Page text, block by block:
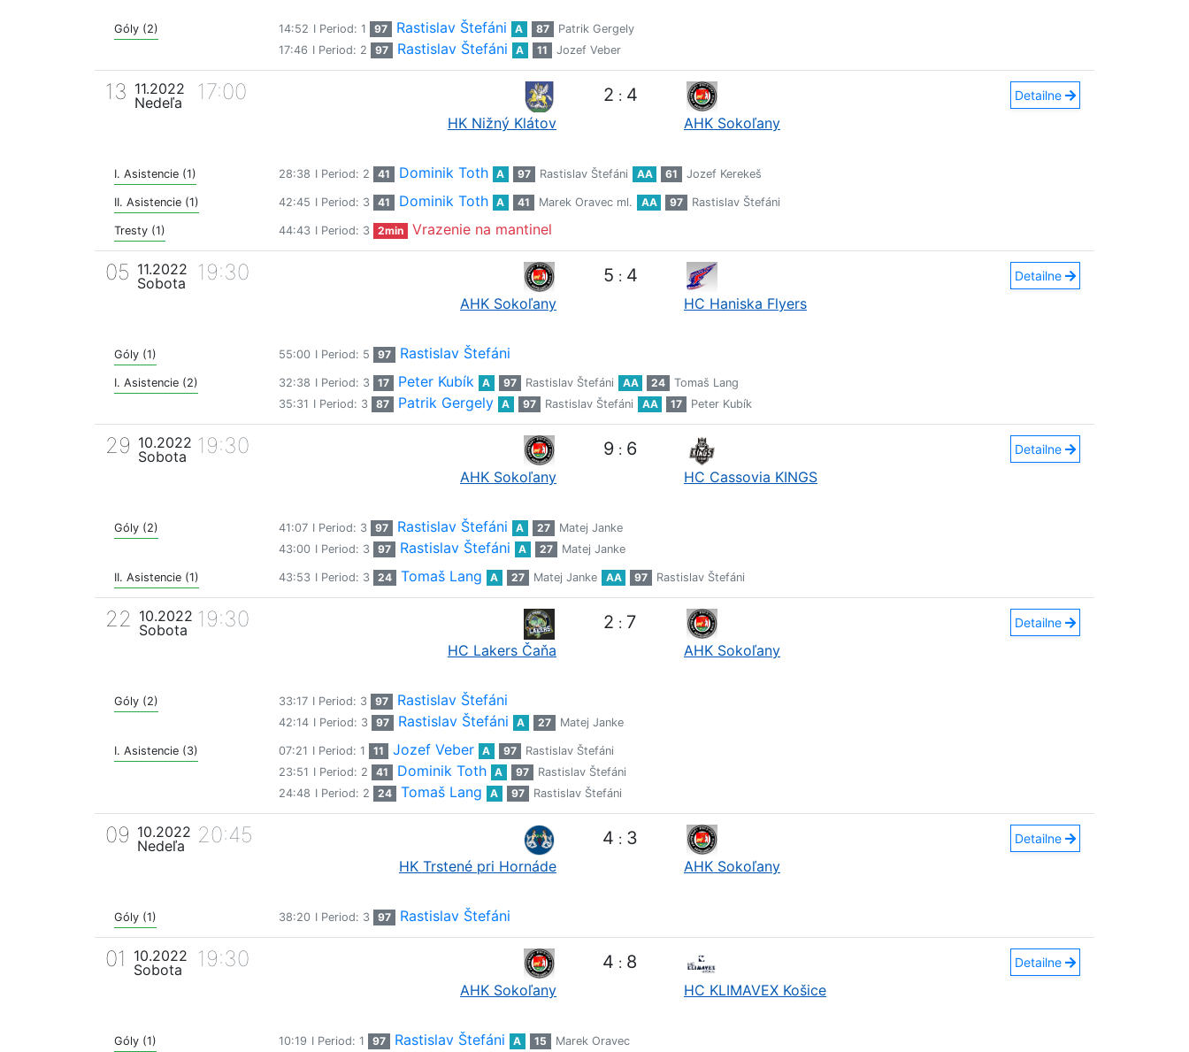
Góly (2) 14:52 I Period: 1 97 Rastislav Štefáni A 87
Patrik Gergely
17:46 I Period: 2 97 Rastislav Štefáni A 11 Jozef Veber
13 11.2022
Nedeľa
17:00
HK Nižný Klátov
2 : 4
AHK Sokoľany
Detailne
I. Asistencie (1) 28:38 I Period: 2 41 Dominik Toth A 97 Rastislav Štefáni AA 61 Jozef Kerekeš
II. Asistencie (1) 42:45 I Period: 3 41 Dominik Toth A 41 Marek Oravec ml. AA 97 Rastislav Štefáni
Tresty (1) 44:43 I Period: 3 2min Vrazenie na mantinel
05 11.2022
Sobota
19:30
AHK Sokoľany
5 : 4
HC Haniska Flyers
Detailne
Góly (1) 55:00 I Period: 5 97 Rastislav Štefáni
I. Asistencie (2) 32:38 I Period: 3 17 Peter Kubík A 97 Rastislav Štefáni AA 24
Tomaš Lang
35:31 I Period: 3 87 Patrik Gergely A 97 Rastislav Štefáni AA 17 Peter Kubík
29 10.2022
Sobota
19:30
AHK Sokoľany
9 : 6
HC Cassovia KINGS
Detailne
Góly (2) 41:07 I Period: 3 97 Rastislav Štefáni A 27
Matej Janke
43:00 I Period: 3 97 Rastislav Štefáni A 27 Matej Janke
II. Asistencie (1) 43:53 I Period: 3 24 Tomaš Lang A 27 Matej Janke AA 97 Rastislav Štefáni
22 10.2022
Sobota
19:30
HC Lakers Čaňa
2 : 7
AHK Sokoľany
Detailne
Góly (2) 33:17 I Period: 3 97 Rastislav Štefáni
42:14 I Period: 3 97 Rastislav Štefáni A 27 Matej Janke
I. Asistencie (3) 07:21 I Period: 1 11 Jozef Veber A 97
Rastislav Štefáni
23:51 I Period: 2 41 Dominik Toth A 97
Rastislav Štefáni
24:48 I Period: 2 24 Tomaš Lang A 97 Rastislav Štefáni
09 10.2022
Nedeľa
20:45
HK Trstené pri Hornáde
4 : 3
AHK Sokoľany
Detailne
Góly (1) 38:20 I Period: 3 97 Rastislav Štefáni
01
10.2022
Sobota
19:30
AHK Sokoľany
4 : 8
HC KLIMAVEX Košice
Detailne
Góly (1) 10:19 I Period: 1 97 Rastislav Štefáni A 15 Marek Oravec